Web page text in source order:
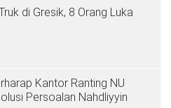
di Gresik, 8 Orang Luka
Kantor Ranting NU
Persoalan Nahdliyyin